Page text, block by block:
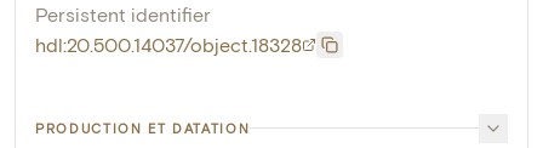
Persistent identifier
hdl:20.500.14037/object.18328
PRODUCTION ET DATATION